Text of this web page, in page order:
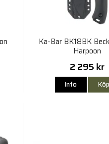
Ka-Bar BK18BK
Harpoon
2 295 kr
Info Köp